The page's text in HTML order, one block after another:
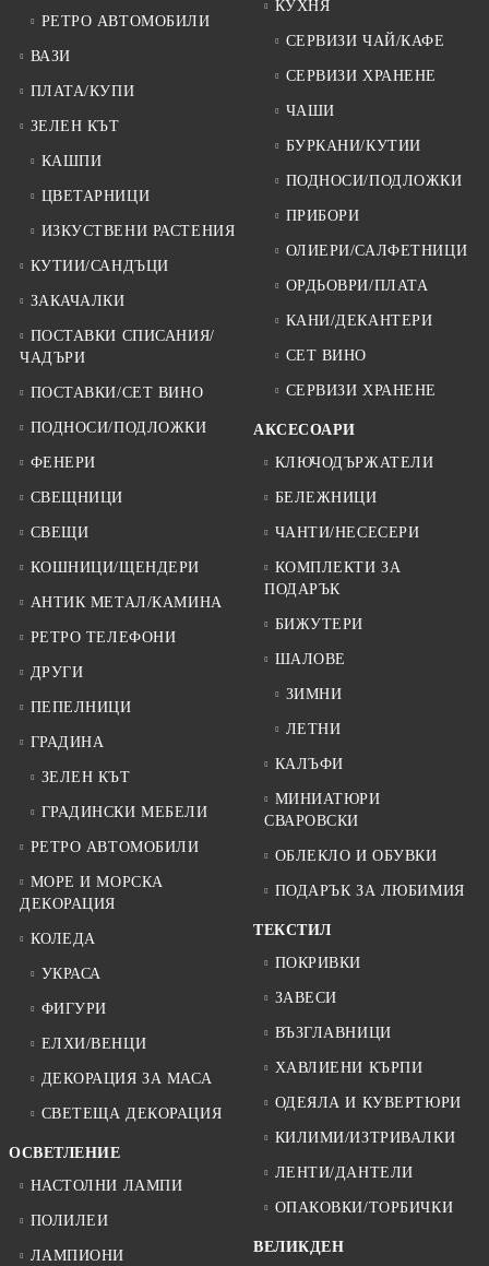
РЕТРО АВТОМОБИЛИ
ВАЗИ
ПЛАТА/КУПИ
ЗЕЛЕН КЪТ
КАШПИ
ЦВЕТАРНИЦИ
ИЗКУСТВЕНИ РАСТЕНИЯ
КУТИИ/САНДЪЦИ
ЗАКАЧАЛКИ
ПОСТАВКИ СПИСАНИЯ/
ЧАДЪРИ
ПОСТАВКИ/СЕТ ВИНО
ПОДНОСИ/ПОДЛОЖКИ
ФЕНЕРИ
СВЕЩНИЦИ
СВЕЩИ
КОШНИЦИ/ЩЕНДЕРИ
АНТИК МЕТАЛ/КАМИНА
РЕТРО ТЕЛЕФОНИ
ДРУГИ
ПЕПЕЛНИЦИ
ГРАДИНА
ЗЕЛЕН КЪТ
ГРАДИНСКИ МЕБЕЛИ
РЕТРО АВТОМОБИЛИ
МОРЕ И МОРСКА
ДЕКОРАЦИЯ
КОЛЕДА
УКРАСА
ФИГУРИ
ЕЛХИ/ВЕНЦИ
ДЕКОРАЦИЯ ЗА МАСА
СВЕТЕЩА ДЕКОРАЦИЯ
ОСВЕТЛЕНИЕ
НАСТОЛНИ ЛАМПИ
ПОЛИЛЕИ
ЛАМПИОНИ
КУХНЯ
СЕРВИЗИ ЧАЙ/КАФЕ
СЕРВИЗИ ХРАНЕНЕ
ЧАШИ
БУРКАНИ/КУТИИ
ПОДНОСИ/ПОДЛОЖКИ
ПРИБОРИ
ОЛИЕРИ/САЛФЕТНИЦИ
ОРДЬОВРИ/ПЛАТА
КАНИ/ДЕКАНТЕРИ
СЕТ ВИНО
СЕРВИЗИ ХРАНЕНЕ
АКСЕСОАРИ
КЛЮЧОДЪРЖАТЕЛИ
БЕЛЕЖНИЦИ
ЧАНТИ/НЕСЕСЕРИ
КОМПЛЕКТИ ЗА
ПОДАРЪК
БИЖУТЕРИ
ШАЛОВЕ
ЗИМНИ
ЛЕТНИ
КАЛЪФИ
МИНИАТЮРИ
СВАРОВСКИ
ОБЛЕКЛО И ОБУВКИ
ПОДАРЪК ЗА ЛЮБИМИЯ
ТЕКСТИЛ
ПОКРИВКИ
ЗАВЕСИ
ВЪЗГЛАВНИЦИ
ХАВЛИЕНИ КЪРПИ
ОДЕЯЛА И КУВЕРТЮРИ
КИЛИМИ/ИЗТРИВАЛКИ
ЛЕНТИ/ДАНТЕЛИ
ОПАКОВКИ/ТОРБИЧКИ
ВЕЛИКДЕН